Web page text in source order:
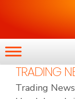
TRADING
Trading